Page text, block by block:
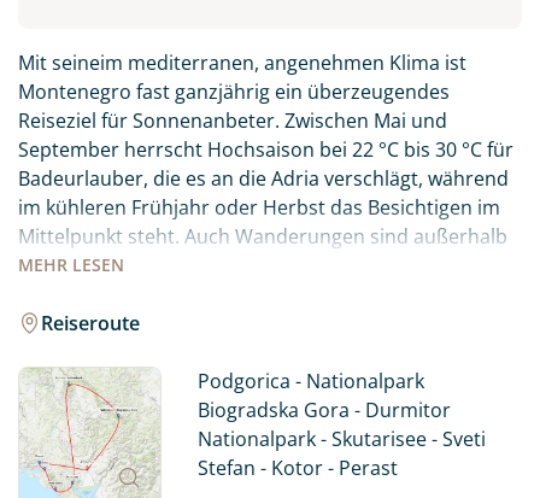
MEHR LESEN
Mit seineim mediterranen, angenehmen Klima ist
Montenegro fast ganzjährig ein überzeugendes
Reiseziel für Sonnenanbeter. Zwischen Mai und
September herrscht Hochsaison bei 22 °C bis 30 °C für
Badeurlauber, die es an die Adria verschlägt, während
im kühleren Frühjahr oder Herbst das Besichtigen im
Mittelpunkt steht. Auch Wanderungen sind außerhalb
der Sommermonate empfehlenswerter.
Zu den Perlen Montenegros gehören der längste und
tiefste Canyon Europas, die Tara-Schlucht, die Bucht
von Kotor, der südlichste Fjord des Kontinents, sowie
verträumte Sandstrände in der Küstenregion.
Im Norden von Montenegro warten auch im Sommer
schneebedeckte Berge, Gletscherseen, und der letzte
Reiseroute
Podgorica - Nationalpark
Biogradska Gora - Durmitor
Nationalpark - Skutarisee - Sveti
Stefan - Kotor - Perast